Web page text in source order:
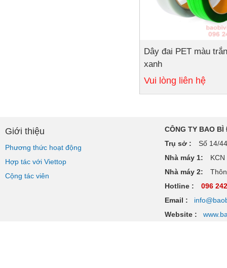
Dây đai PET màu
xanh
Vui lòng liên hệ
Giới thiệu
Phương thức hoạt động
Hợp tác với Viettop
Cộng tác viên
CÔNG TY BAO BÌ
Trụ sở :
Số 14/
Nhà máy 1:
Nhà máy 2:
Hotline :
096
Email :
Website :